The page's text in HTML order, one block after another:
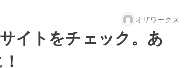
オザワークス
イトをチェック。あ